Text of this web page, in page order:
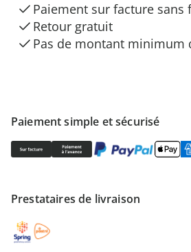
Paiement simple et sécurisé
Prestataires de livraison
Paiement sur facture sans
Retour gratuit
Pas de montant minimum